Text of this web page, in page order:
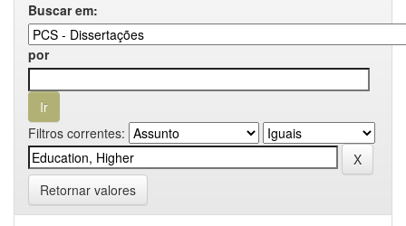
Buscar em:
por
Filtros correntes:
Retornar valores